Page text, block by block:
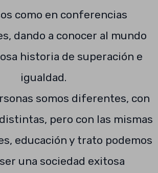
como en conferencias
dando a conocer al mundo
historia de superación e
igualdad.
somos diferentes, con
pero con las mismas
educación y trato podemos
una sociedad exitosa